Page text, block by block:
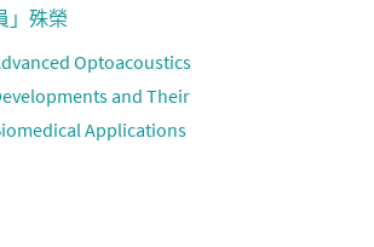
」殊榮
Optoacoustics
and Their
Applications